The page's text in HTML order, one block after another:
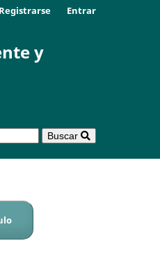
y
Buscar
Registrarse Entrar